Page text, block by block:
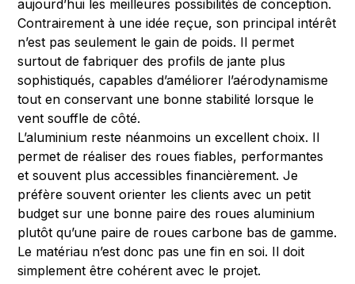
aujourd’hui les meilleures possibilités de conception.
Contrairement à une idée reçue, son principal intérêt
n’est pas seulement le gain de poids. Il permet
surtout de fabriquer des profils de jante plus
sophistiqués, capables d’améliorer l’aérodynamisme
tout en conservant une bonne stabilité lorsque le
vent souffle de côté.
L’aluminium reste néanmoins un excellent choix. Il
permet de réaliser des roues fiables, performantes
et souvent plus accessibles financièrement. Je
préfère souvent orienter les clients avec un petit
budget sur une bonne paire des roues aluminium
plutôt qu’une paire de roues carbone bas de gamme.
Le matériau n’est donc pas une fin en soi. Il doit
simplement être cohérent avec le projet.